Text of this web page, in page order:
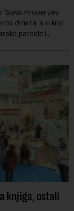
"Sava Properties
dinara, a u koji
parcele i
knjiga, ostali